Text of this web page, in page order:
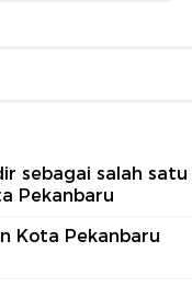
sebagai salah satu
Pekanbaru
Kota Pekanbaru